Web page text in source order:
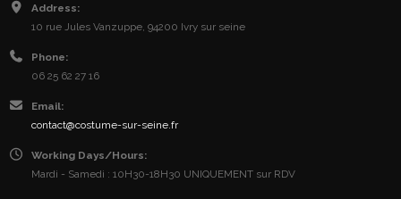
Address:
10 rue Jules Vanzuppe, 94200 Ivry sur seine
Phone:
06 25 62 27 16
Email:
contact@costume-sur-seine.fr
Working Days/Hours:
Mardi - Samedi : 10H30-18H30 UNIQUEMENT sur RDV